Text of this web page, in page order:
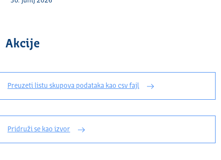
Akcije
Preuzeti listu skupova podataka kao csv fajl
Pridruži se kao izvor